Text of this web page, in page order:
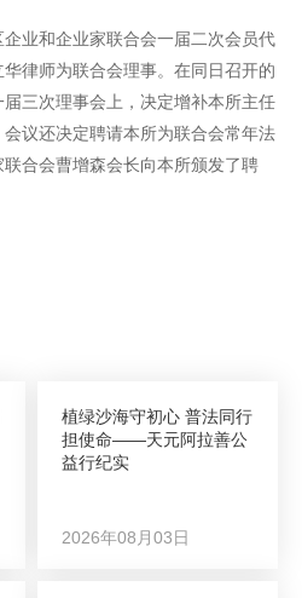
业和企业家联合会一届二次会员代
律师为联合会理事。在同日召开的
三次理事会上，决定增补本所主任
议还决定聘请本所为联合会常年法
合会曹增森会长向本所颁发了聘
植绿沙海守初心 普法同行
担使命——天元阿拉善公
益行纪实
2026年08月03日